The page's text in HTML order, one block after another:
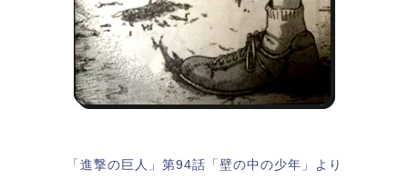
「進撃の巨人」第94話「壁の中の少年」より